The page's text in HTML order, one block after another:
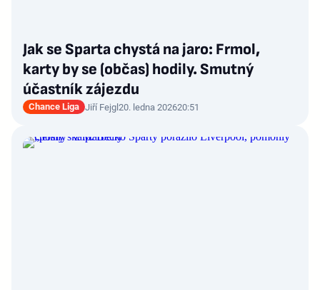
Jak se Sparta chystá na jaro: Frmol,
karty by se (občas) hodily. Smutný
účastník zájezdu
Chance Liga Jiří Fejgl20. ledna 202620:51